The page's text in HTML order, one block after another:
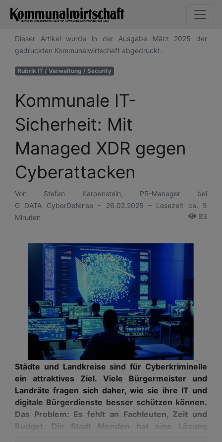
Dieser Artikel wurde in der Ausgabe März 2025 der
gedruckten Kommunalwirtschaft abgedruckt.
Rubrik IT / Verwaltung / Security
Kommunale IT-
Sicherheit: Mit
Managed XDR gegen
Cyberattacken
Von Stefan Karpenstein, PR-Manager bei
G DATA CyberDefense– 26.02.2025 – Lesezeit ca. 5
Minuten
83
Städte und Landkreise sind für Cyberkriminelle
ein attraktives Ziel. Viele Bürgermeister und
Landräte fragen sich daher, wie sie ihre IT und
digitale Bürgerdienste besser schützen können.
Das Problem: Es fehlt an Fachleuten, Zeit und
Budget. Die Stadt Menden hat eine Lösung